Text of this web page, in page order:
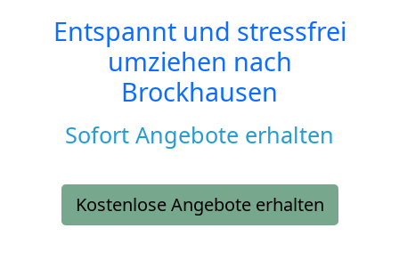
Entspannt und stressfrei
umziehen nach
Brockhausen
Sofort Angebote erhalten
Kostenlose Angebote erhalten